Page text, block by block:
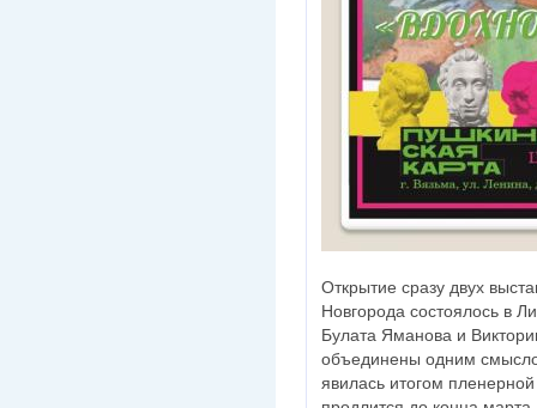
Открытие сразу двух
Новгорода состоялось в
Булата Яманова и
объединены одним
явилась итогом